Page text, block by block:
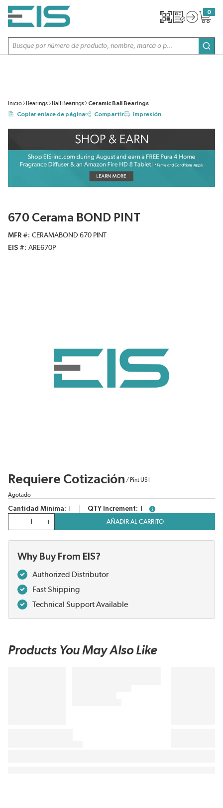
SALTAR AL CONTENIDO PRINCIPAL
Búsqueda de sitio
0
{0}
Inicio Bearings Ball Bearings
Ceramic Ball Bearings
Copiar enlace de página
Compartir Impresión
670 Cerama BOND PINT
MFR #
CERAMABOND 670 PINT
EIS #
ARE670P
Requiere Cotización / Pint US l
Agotado
Cantidad Mínima QTY Increment
more info
Cantidad
AÑADIR AL CARRITO
Why Buy From EIS?
Authorized Distributor
Fast Shipping
Technical Support Available
Products You May Also Like